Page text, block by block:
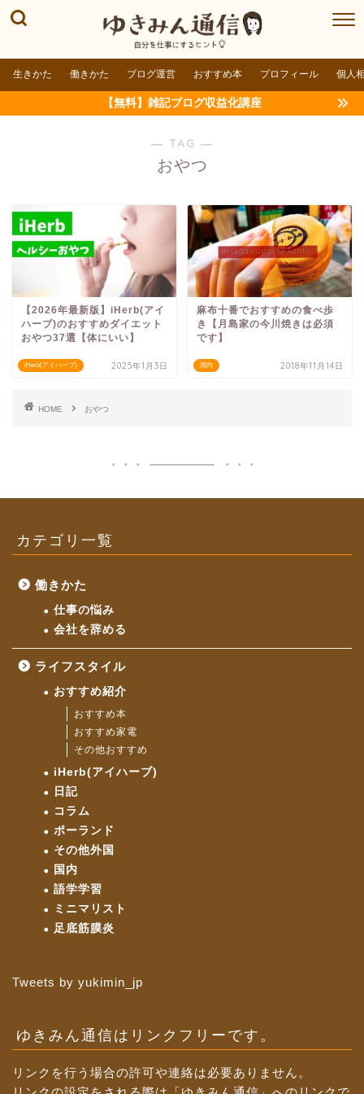
生きかた 働きかた ブログ運営 おすすめ本 プロフィール 個人
【無料】雑記ブログ収益化講座
― TAG ―
おやつ
iHerb(アイハーブ)
【2026年最新版】iHerb(アイ
ハーブ)のおすすめダイエット
おやつ37選【体にいい】
2025年1月3日 国内
麻布十番でおすすめの食べ歩
き【月島家の今川焼きは必須
です】
2018年11月14日
HOME おやつ
カテゴリ一覧
働きかた
仕事の悩み
会社を辞める
ライフスタイル
おすすめ紹介
おすすめ本
おすすめ家電
その他おすすめ
iHerb(アイハーブ)
日記
コラム
ポーランド
その他外国
国内
語学学習
ミニマリスト
足底筋膜炎
Tweets by yukimin_jp
ゆきみん通信はリンクフリーです。
リンクを行う場合の許可や連絡は必要ありません。